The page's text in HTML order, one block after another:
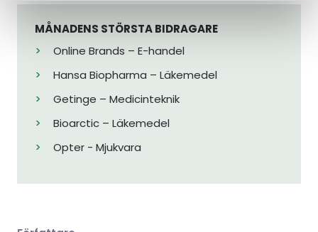
MÅNADENS STÖRSTA BIDRAGARE
Online Brands – E-handel
Hansa Biopharma – Läkemedel
Getinge – Medicinteknik
Bioarctic – Läkemedel
Opter - Mjukvara